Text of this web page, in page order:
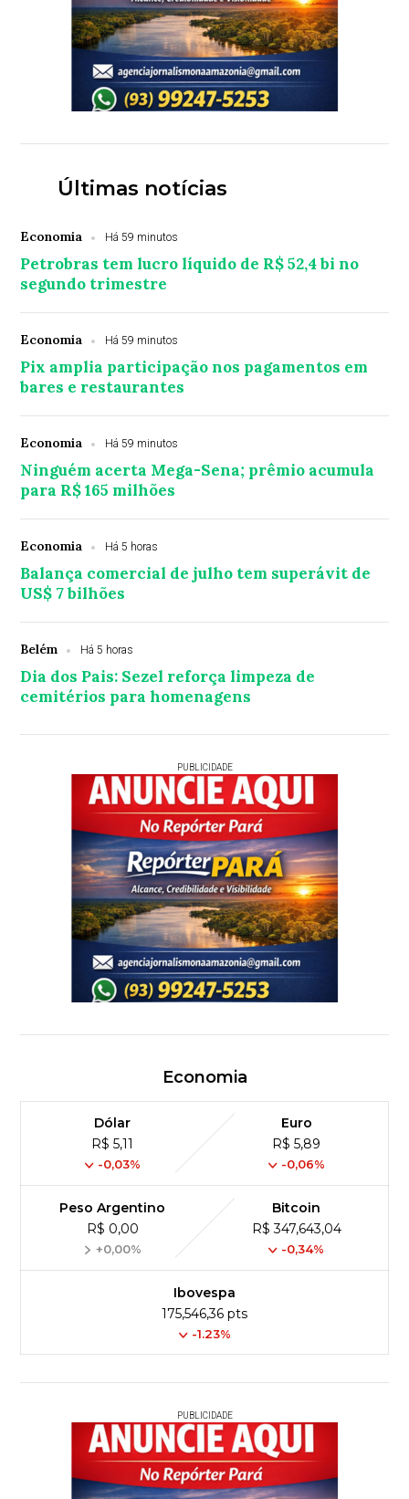
Últimas notícias
Economia Há 59 minutos
Petrobras tem lucro líquido de R$ 52,4 bi no
segundo trimestre
Economia Há 59 minutos
Pix amplia participação nos pagamentos em
bares e restaurantes
Economia Há 59 minutos
Ninguém acerta Mega-Sena; prêmio acumula
para R$ 165 milhões
Economia Há 5 horas
Balança comercial de julho tem superávit de
US$ 7 bilhões
Belém Há 5 horas
Dia dos Pais: Sezel reforça limpeza de
cemitérios para homenagens
PUBLICIDADE
Economia
Dólar
R$ 5,11
-0,03%
Euro
R$ 5,89
-0,06%
Peso Argentino
R$ 0,00
+0,00%
Bitcoin
R$ 347,643,04
-0,34%
Ibovespa
175,546,36 pts
-1.23%
PUBLICIDADE